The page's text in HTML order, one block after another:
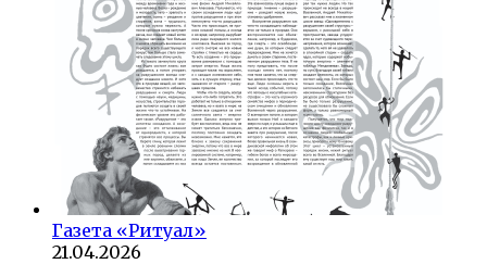
Газета «Ритуал»
21.04.2026